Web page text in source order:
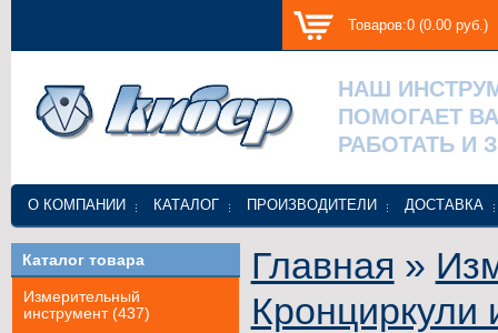
Товаров:0 (0.00 руб.)
НАШ
ПОМОГАЕТ
РАБОТАТЬ И
О КОМПАНИИ КАТАЛОГ ПРОИЗВОДИТЕЛИ ДОСТАВКА
Каталог товара
Измерительный
инструмент (437)
Главная »
Кронциркули